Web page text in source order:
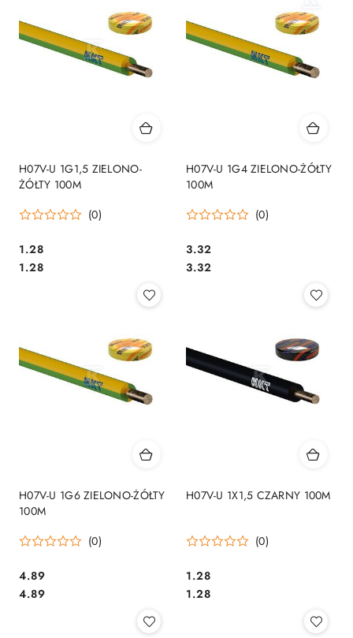
H07V-U 1G1,5 ZIELONO-
ŻÓŁTY 100M
(0)
Cena:
1.28
Cena:
1.28
H07V-U 1G4 ZIELONO-ŻÓŁTY
100M
(0)
Cena:
3.32
Cena:
3.32
H07V-U 1G6 ZIELONO-ŻÓŁTY
100M
(0)
Cena:
4.89
Cena:
4.89
H07V-U 1X1,5 CZARNY 100M
(0)
Cena:
1.28
Cena:
1.28